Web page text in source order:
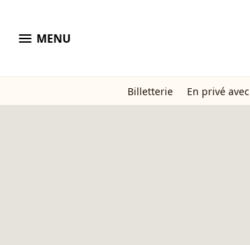
menu MENU
Billetterie En privé avec